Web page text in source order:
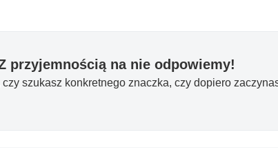
przyjemnością na nie odpowiemy!
szukasz konkretnego znaczka, czy dopiero